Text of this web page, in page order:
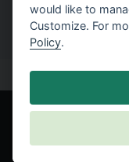
would like to
Customize. For
Policy.